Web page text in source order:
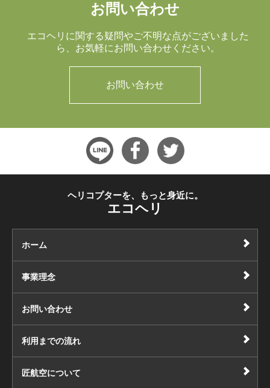
お問い合わせ
エコヘリに関する疑問やご不明な点がございました
ら、 お気軽にお問い合わせください。
お問い合わせ
ヘリコプターを、もっと身近に。
エコヘリ
ホーム
事業理念
お問い合わせ
利用までの流れ
匠航空について